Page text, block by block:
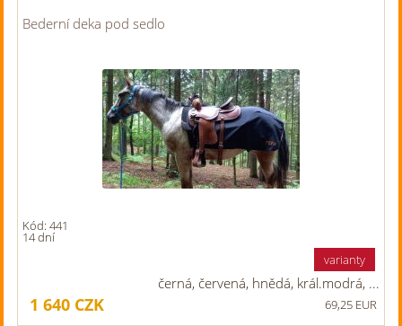
Bederní deka pod sedlo
Kód: 441
14 dní
varianty
černá, červená, hnědá, král.modrá, ...
1 640 CZK 69,25 EUR